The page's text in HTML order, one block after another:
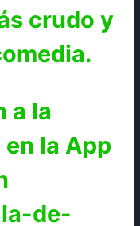
crudo y
a la
la App
de-